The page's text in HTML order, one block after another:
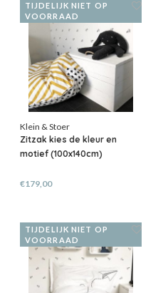
TIJDELIJK NIET OP
VOORRAAD
Klein & Stoer
Zitzak kies de kleur en
motief (100x140cm)
€179,00
TIJDELIJK NIET OP
VOORRAAD